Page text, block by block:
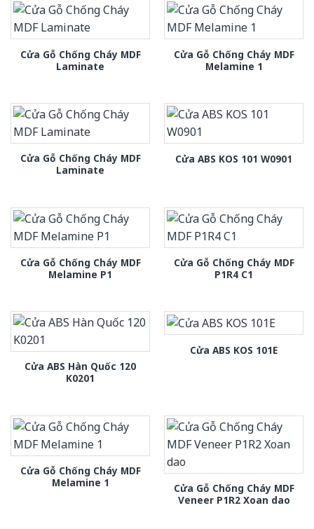
Cửa Gỗ Chống Cháy MDF
Laminate
Cửa Gỗ Chống Cháy MDF
Melamine 1
Cửa Gỗ Chống Cháy MDF
Laminate
Cửa ABS KOS 101 W0901
Cửa Gỗ Chống Cháy MDF
Melamine P1
Cửa Gỗ Chống Cháy MDF
P1R4 C1
Cửa ABS Hàn Quốc 120
K0201
Cửa ABS KOS 101E
Cửa Gỗ Chống Cháy MDF
Melamine 1
Cửa Gỗ Chống Cháy MDF
Veneer P1R2 Xoan dao